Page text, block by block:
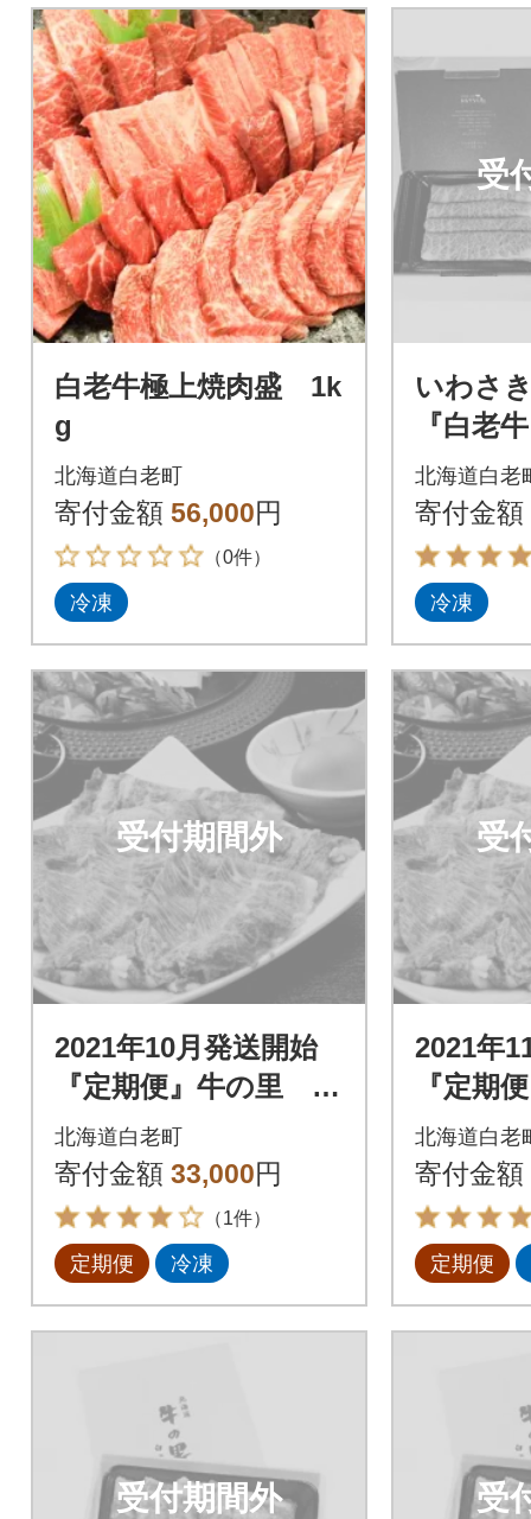
白老牛極上焼肉盛 1k
g
北海道白老町
寄付金額 56,000円
（0件）
冷凍
受
いわさ
『白老
g・黒毛
グ×4個
ギフト
北海道白老
寄付金額
冷凍
受付期間外
2021年10月発送開始
『定期便』牛の里 高
級黒毛和牛「白老牛」
の贅沢詰め合わせセ
ットB全3回
北海道白老町
寄付金額 33,000円
（1件）
定期便 冷凍
受
2021年
『定期
級黒毛
の贅沢
ットB全
北海道白老
寄付金額
定期便
受付期間外 受